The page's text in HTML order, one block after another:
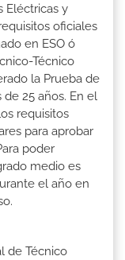
Eléctricas y
oficiales
en ESO ó
Técnico
la Prueba de
25 años. En el
requisitos
para aprobar
poder
medio es
el año en
de Técnico